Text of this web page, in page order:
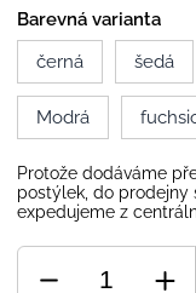
Barevná varianta
černá
šedá
Modrá
Protože dodáváme
postýlek, do prodejny
expedujeme z